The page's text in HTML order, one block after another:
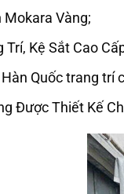
Mokara Vàng;
Trí, Kệ Sắt Cao
Quốc trang trí
Được Thiết Kế